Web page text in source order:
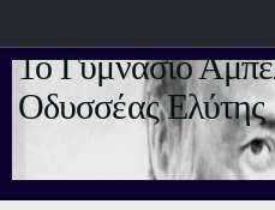
1ο Γυμνάσιο
Οδυσσέας Ελύτης